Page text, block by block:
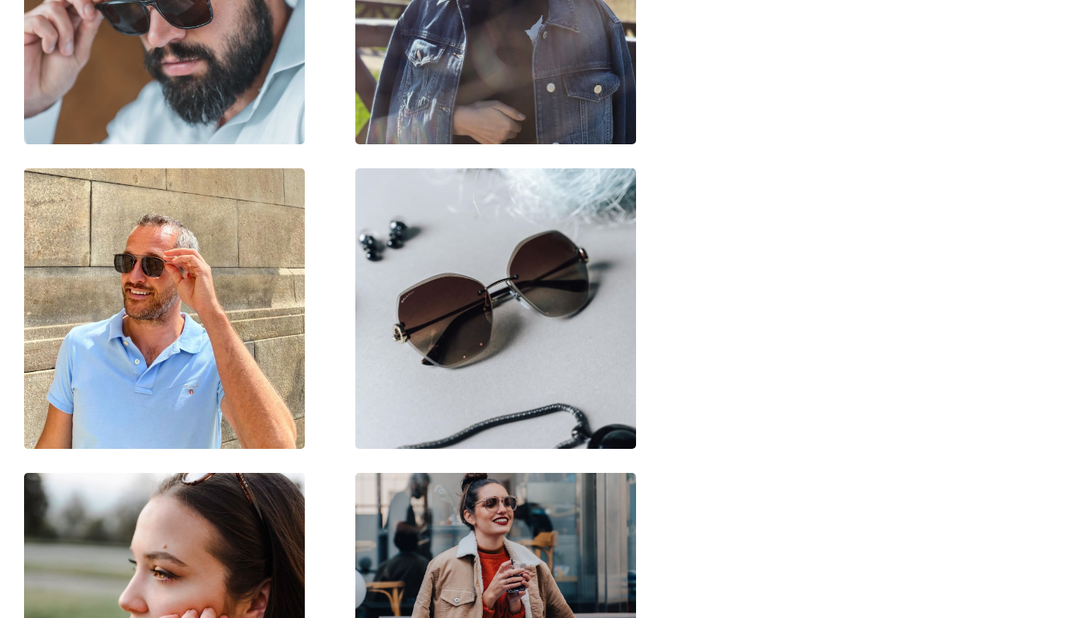
Μήκος βραχίονα:
140 mm
Γέφυρα:
18 mm
Βάρος:
45 γρ
Ρυθμιζόμενα μαξιλάρια μύτης:
Όχι
Αξεσουάρ
Παρέχονται με θήκη:
Ναι
Πανί καθαρισμού:
Ναι
Άλλα
Τύπος:
Ανδρικά
Κατηγορία:
Γυαλιά Ηλίου Επώνυμες Μάρκες
Μάρκα:
Arnette
Χρήση:
Μόδα
Κωδικός Προϊόντος / Μοντέλο:
0AN 4252 25266G 56